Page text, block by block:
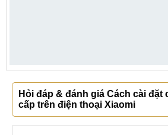
Hỏi đáp & đánh giá Cách cài đặt
cấp trên điện thoại Xiaomi